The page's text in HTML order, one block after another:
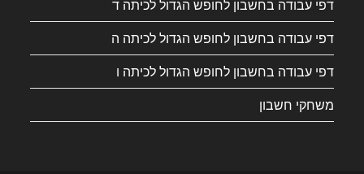
דפי עבודה בחשבון לחופש הגדול לכיתה ד
דפי עבודה בחשבון לחופש הגדול לכיתה ה
דפי עבודה בחשבון לחופש הגדול לכיתה ו
משחקי חשבון